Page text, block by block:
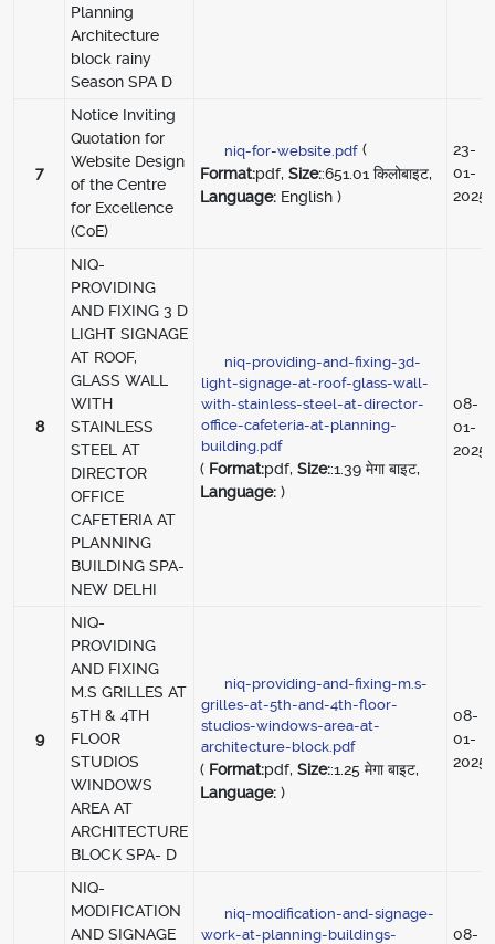
Planning
Architecture
block rainy
Season SPA D
7
Notice Inviting
Quotation for
Website Design
of the Centre
for Excellence
(CoE)
niq-for-website.pdf (
Format:pdf, Size::651.01 किलोबाइट,
Language: English )
23-
01-
2025
8
NIQ-
PROVIDING
AND FIXING 3 D
LIGHT SIGNAGE
AT ROOF,
GLASS WALL
WITH
STAINLESS
STEEL AT
DIRECTOR
OFFICE
CAFETERIA AT
PLANNING
BUILDING SPA-
NEW DELHI
niq-providing-and-fixing-3d-
light-signage-at-roof-glass-wall-
with-stainless-steel-at-director-
office-cafeteria-at-planning-
building.pdf
( Format:pdf, Size::1.39 मेगा बाइट,
Language: )
08-
01-
2025
9
NIQ-
PROVIDING
AND FIXING
M.S GRILLES AT
5TH & 4TH
FLOOR
STUDIOS
WINDOWS
AREA AT
ARCHITECTURE
BLOCK SPA- D
niq-providing-and-fixing-m.s-
grilles-at-5th-and-4th-floor-
studios-windows-area-at-
architecture-block.pdf
( Format:pdf, Size::1.25 मेगा बाइट,
Language: )
08-
01-
2025
NIQ-
MODIFICATION
AND SIGNAGE
niq-modification-and-signage-
work-at-planning-buildings-
08-